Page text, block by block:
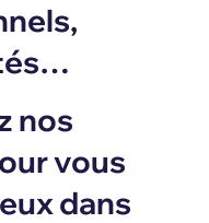
nos
vous
dans